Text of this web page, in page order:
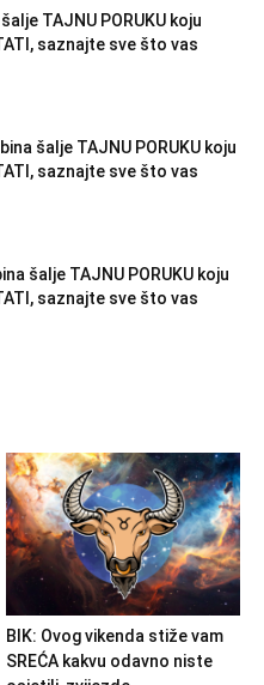
TAJNU PORUKU koju
saznajte sve što vas
šalje TAJNU PORUKU koju
saznajte sve što vas
šalje TAJNU PORUKU koju
saznajte sve što vas
BIK: Ovog vikenda stiže vam
SREĆA kakvu odavno niste